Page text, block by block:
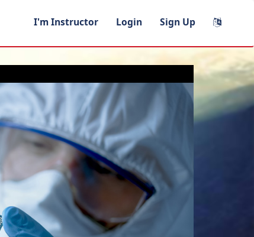
I'm Instructor Login Sign Up